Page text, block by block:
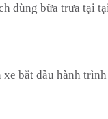
dùng bữa trưa tại
bắt đầu hành